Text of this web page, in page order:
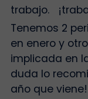
trabajo.
Tenemos 2
en enero y
implicada en
duda lo
año que viene!